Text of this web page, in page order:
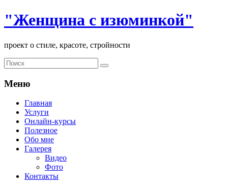
"Женщина с изюминкой"
проект о стиле, красоте, стройности
Меню
Главная
Услуги
Онлайн-курсы
Полезное
Обо мне
Галерея
Видео
Фото
Контакты